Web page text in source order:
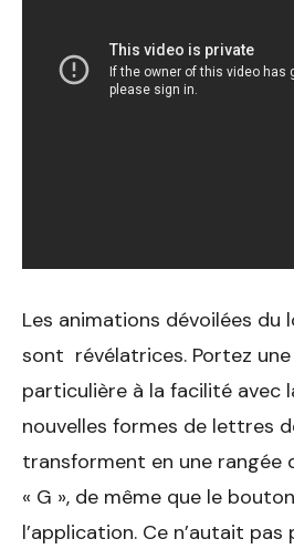
Les animations dévoilées du
sont révélatrices. Portez
particulière à la facilité avec
nouvelles formes de lettres
transforment en une rangée
« G », de même que le
l’application. Ce n’autait